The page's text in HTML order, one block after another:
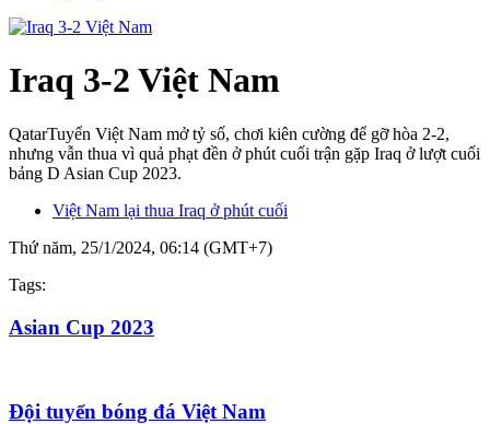
Iraq 3-2 Việt Nam
QatarTuyển Việt Nam mở tỷ số, chơi kiên cường để gỡ hòa 2-2,
nhưng vẫn thua vì quả phạt đền ở phút cuối trận gặp Iraq ở lượt cuối
bảng D Asian Cup 2023.
Việt Nam lại thua Iraq ở phút cuối
Thứ năm, 25/1/2024, 06:14 (GMT+7)
Tags:
Asian Cup 2023
Đội tuyển bóng đá Việt Nam